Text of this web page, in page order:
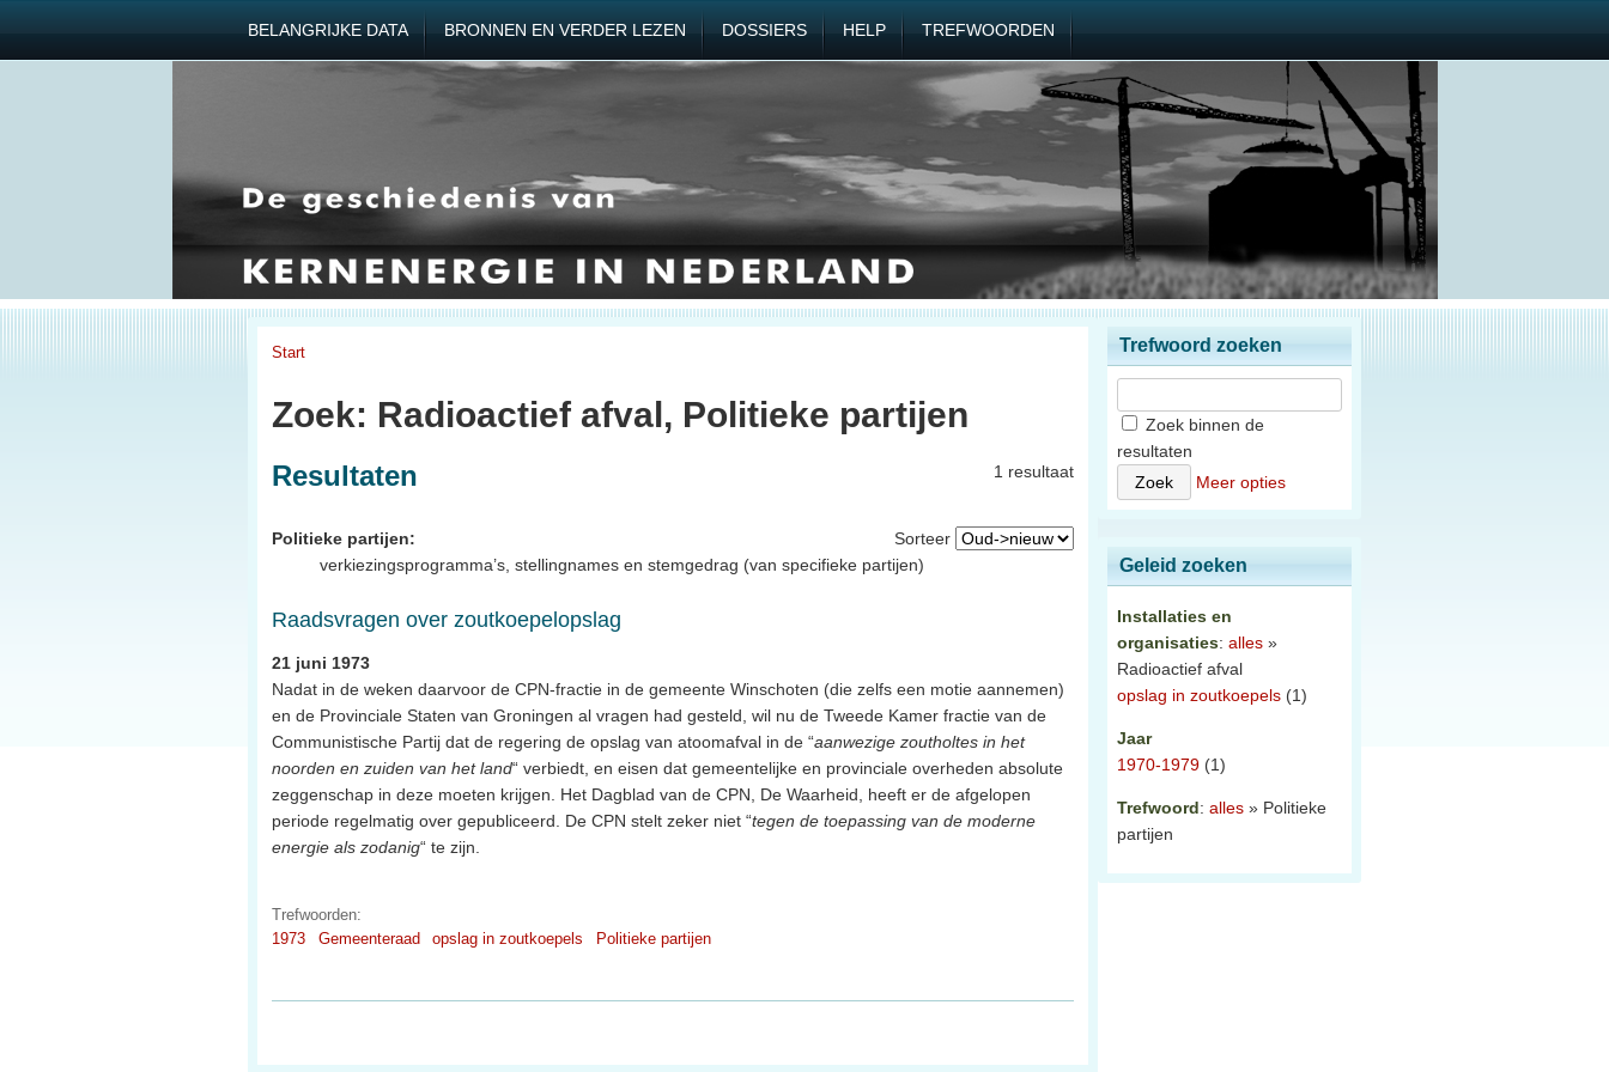
BELANGRIJKE DATA BRONNEN EN VERDER LEZEN DOSSIERS HELP TREFWOORDEN
Start
Zoek: Radioactief afval, Politieke partijen
1 resultaat
Resultaten
Sorteer
Politieke partijen:
verkiezingsprogramma’s, stellingnames en stemgedrag (van specifieke partijen)
Raadsvragen over zoutkoepelopslag
21 juni 1973
Nadat in de weken daarvoor de CPN-fractie in de gemeente Winschoten (die zelfs een motie aannemen)
en de Provinciale Staten van Groningen al vragen had gesteld, wil nu de Tweede Kamer fractie van de
Communistische Partij dat de regering de opslag van atoomafval in de “aanwezige zoutholtes in het
noorden en zuiden van het land“ verbiedt, en eisen dat gemeentelijke en provinciale overheden absolute
zeggenschap in deze moeten krijgen. Het Dagblad van de CPN, De Waarheid, heeft er de afgelopen
periode regelmatig over gepubliceerd. De CPN stelt zeker niet “tegen de toepassing van de moderne
energie als zodanig“ te zijn.
Trefwoorden:
1973
Gemeenteraad opslag in zoutkoepels Politieke partijen
Trefwoord zoeken
Zoek binnen de
resultaten
Meer opties
Geleid zoeken
Installaties en
organisaties: alles »
Radioactief afval
opslag in zoutkoepels (1)
Jaar
1970-1979 (1)
Trefwoord: alles » Politieke
partijen